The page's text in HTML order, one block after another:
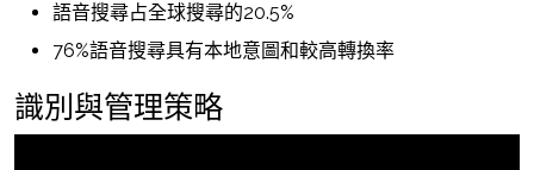
語音搜尋占全球搜尋的20.5%
76%語音搜尋具有本地意圖和較高轉換率
識別與管理策略